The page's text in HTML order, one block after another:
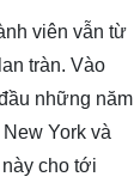
viên vẫn từ
tràn. Vào
những năm
York và
cho tới